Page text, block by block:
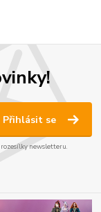
Přihlásit se
newsletteru.